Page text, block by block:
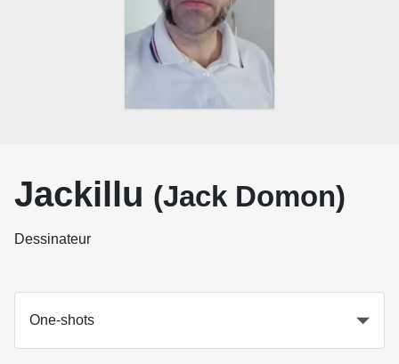
Jackillu (Jack Domon)
Dessinateur
One-shots